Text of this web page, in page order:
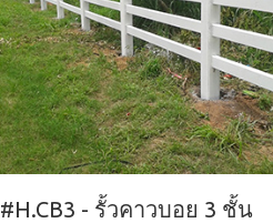
#H.CB3 - รั้วคาวบอย 3 ชั้น